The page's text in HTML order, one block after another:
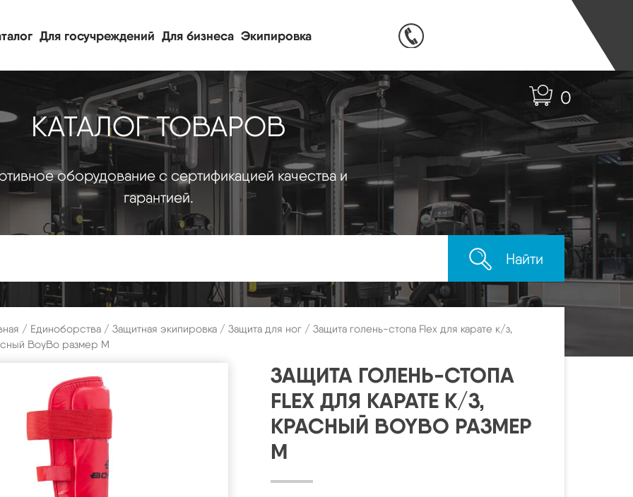
Для госучреждений Для бизнеса Экипировка
0
КАТАЛОГ ТОВАРОВ
оборудование с сертификацией качества и
гарантией.
Найти
/ Единоборства / Защитная экипировка / Защита для ног / Защита голень-стопа Flex для карате к/з,
BoyBo размер M
ЗАЩИТА ГОЛЕНЬ-СТОПА
FLEX ДЛЯ КАРАТЕ К/З,
КРАСНЫЙ BOYBO РАЗМЕР
M